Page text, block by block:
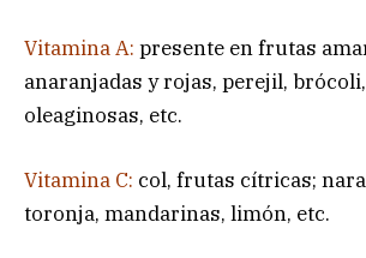
Vitamina A: presente en frutas
anaranjadas y rojas, perejil,
oleaginosas, etc.
Vitamina C: col, frutas cítricas;
toronja, mandarinas, limón, etc.